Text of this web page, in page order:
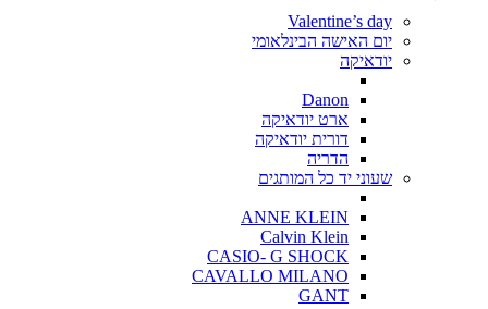
Valentine’s day
יום האישה הבינלאומי
יודאיקה
Danon
ארט יודאיקה
דורית יודאיקה
הדריה
שעוני יד כל המותגים
ANNE KLEIN
Calvin Klein
CASIO- G SHOCK
CAVALLO MILANO
GANT